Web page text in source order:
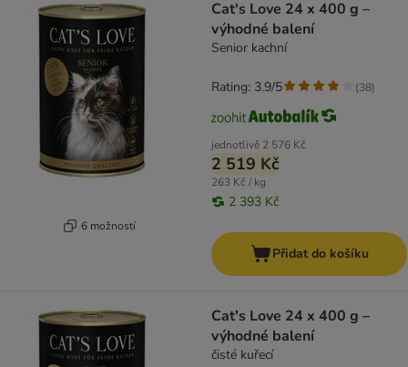
6 možností
Cat's Love 24 x 400 g –
výhodné balení
Senior kachní
jednotlivě 2 576 Kč
2 519 Kč
263 Kč / kg
2 393 Kč
Rating: 3.9/5 (38)
Přidat do košíku
Cat's Love 24 x 400 g –
výhodné balení
čisté kuřecí